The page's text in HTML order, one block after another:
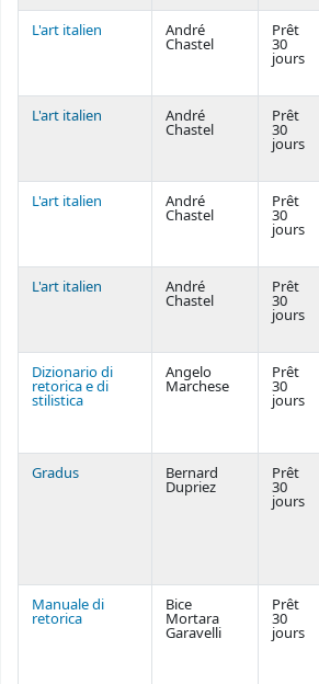
L'art italien André
Chastel
Prêt
30
jours
L'art italien André
Chastel
Prêt
30
jours
L'art italien André
Chastel
Prêt
30
jours
L'art italien André
Chastel
Prêt
30
jours
Dizionario di
retorica e di
stilistica
Angelo
Marchese
Prêt
30
jours
Gradus Bernard
Dupriez
Prêt
30
jours
Manuale di
retorica
Bice
Mortara
Garavelli
Prêt
30
jours